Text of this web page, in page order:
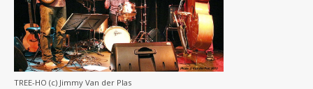
TREE-HO (c) Jimmy Van der Plas